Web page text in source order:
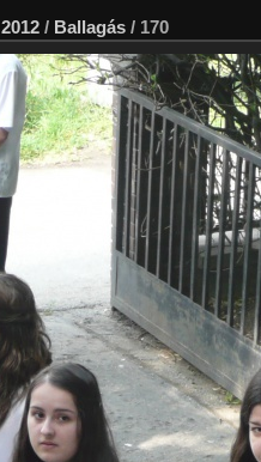
2012 / Ballagás / 170